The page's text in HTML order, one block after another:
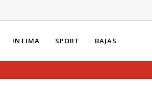
INTIMA SPORT BAJAS